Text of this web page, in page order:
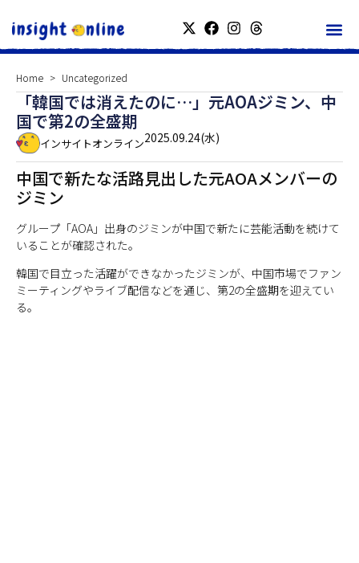
Home Uncategorized
「韓国では消えたのに…」元AOAジミン、中
国で第2の全盛期
インサイトオンライン2025.09.24(水)
中国で新たな活路見出した元AOAメンバーの
ジミン
グループ「AOA」出身のジミンが中国で新たに芸能活動を続けて
いることが確認された。
韓国で目立った活躍ができなかったジミンが、中国市場でファン
ミーティングやライブ配信などを通じ、第2の全盛期を迎えてい
る。